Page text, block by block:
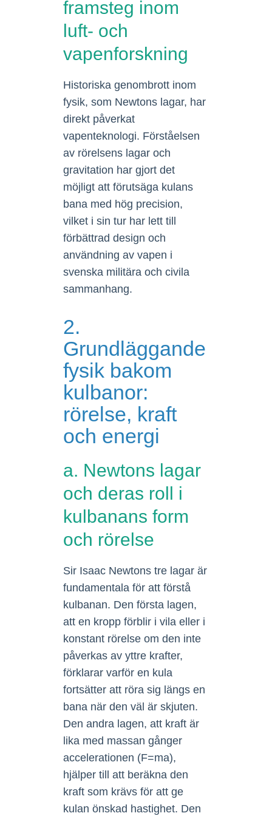
framsteg inom
luft- och
vapenforskning
Historiska genombrott inom
fysik, som Newtons lagar, har
direkt påverkat
vapenteknologi. Förståelsen
av rörelsens lagar och
gravitation har gjort det
möjligt att förutsäga kulans
bana med hög precision,
vilket i sin tur har lett till
förbättrad design och
användning av vapen i
svenska militära och civila
sammanhang.
2.
Grundläggande
fysik bakom
kulbanor:
rörelse, kraft
och energi
a. Newtons lagar
och deras roll i
kulbanans form
och rörelse
Sir Isaac Newtons tre lagar är
fundamentala för att förstå
kulbanan. Den första lagen,
att en kropp förblir i vila eller i
konstant rörelse om den inte
påverkas av yttre krafter,
förklarar varför en kula
fortsätter att röra sig längs en
bana när den väl är skjuten.
Den andra lagen, att kraft är
lika med massan gånger
accelerationen (F=ma),
hjälper till att beräkna den
kraft som krävs för att ge
kulan önskad hastighet. Den